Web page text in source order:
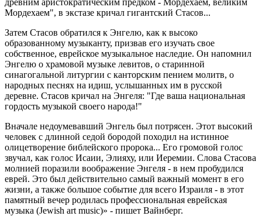
Мордехаем", в экстазе кричал гигантский Стасов...
Затем Стасов обратился к Энгелю, как к высоко
образованному музыканту, призвав его изучать свое
собственное, еврейское музыкальное наследие. Он напомнил
Энгелю о храмовой музыке левитов, о старинной
синагогальной литургии с канторским пением молитв, о
народных песнях на идиш, услышанных им в русской
деревне. Стасов кричал на Энгеля: "Где ваша национальная
гордость музыкой своего народа!"
Вначале недоумевавший Энгель был потрясен. Этот высокий
человек с длинной седой бородой походил на истинное
олицетворение библейского пророка... Его громовой голос
звучал, как голос Исаии, Элияху, или Иеремии. Слова Стасова
молнией поразили воображение Энгеля - в нем пробудился
еврей. Это был действительно самый важный момент в его
жизни, а также большое событие для всего Израиля - в этот
памятный вечер родилась профессиональная еврейская
музыка (Jewish art music)» - пишет Вайнберг.